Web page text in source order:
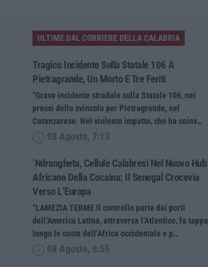
ULTIME DAL CORRIERE DELLA CALABRIA
Tragico Incidente Sulla Statale 106 A
Pietragrande, Un Morto E Tre Feriti
“Grave incidente stradale sulla Statale 106, nei
pressi dello svincolo per Pietragrande, nel
Catanzarese. Nel violento impatto, che ha coinv…
08 Agosto, 7:13
’Ndrangheta, Cellule Calabresi Nel Nuovo Hub
Africano Della Cocaina: Il Senegal Crocevia
Verso L’Europa
“LAMEZIA TERME Il controllo parte dai porti
dell’America Latina, attraversa l’Atlantico, fa tappa
lungo le coste dell’Africa occidentale e p…
08 Agosto, 6:55